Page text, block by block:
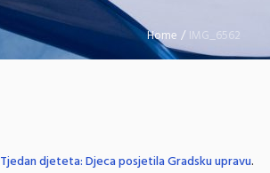
Home /IMG_6562
Tjedan djeteta: Djeca posjetila Gradsku upravu.